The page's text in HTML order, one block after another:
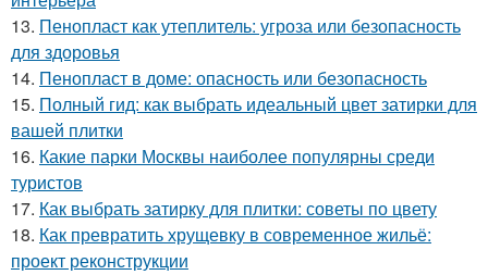
13. Пенопласт как утеплитель: угроза или безопасность
для здоровья
14. Пенопласт в доме: опасность или безопасность
15. Полный гид: как выбрать идеальный цвет затирки для
вашей плитки
16. Какие парки Москвы наиболее популярны среди
туристов
17. Как выбрать затирку для плитки: советы по цвету
18. Как превратить хрущевку в современное жильё:
проект реконструкции